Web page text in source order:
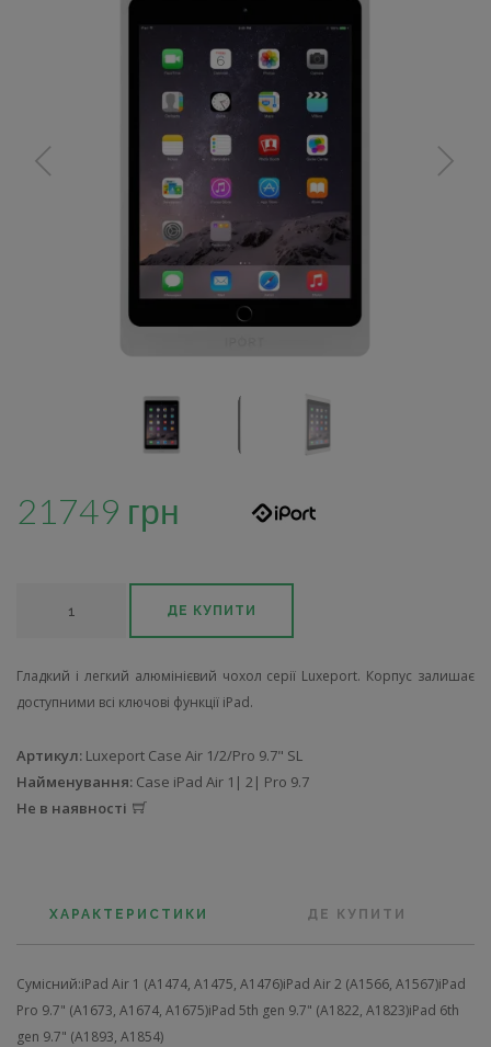
21749 грн
ДЕ КУПИТИ
Гладкий і легкий алюмінієвий чохол серії Luxeport. Корпус залишає
доступними всі ключові функції iPad.
Артикул: Luxeport Case Air 1/2/Pro 9.7" SL
Найменування: Case iPad Air 1| 2| Pro 9.7
Не в наявності
ХАРАКТЕРИСТИКИ ДЕ КУПИТИ
Сумісний:iPad Air 1 (A1474, A1475, A1476)iPad Air 2 (A1566, A1567)iPad
Pro 9.7" (A1673, A1674, A1675)iPad 5th gen 9.7" (A1822, A1823)iPad 6th
gen 9.7" (A1893, A1854)